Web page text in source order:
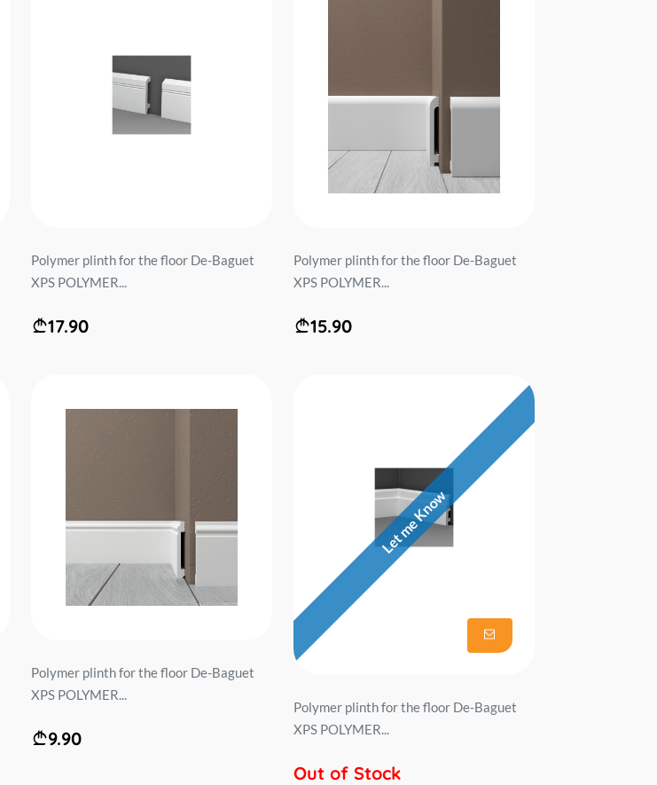
Polymer plinth for the floor De-Baguet
XPS POLYMER...
17.90
Polymer plinth for the floor De-Baguet
XPS POLYMER...
15.90
Polymer plinth for the floor De-Baguet
XPS POLYMER...
9.90
Let me Know
Polymer plinth for the floor De-Baguet
XPS POLYMER...
Out of Stock